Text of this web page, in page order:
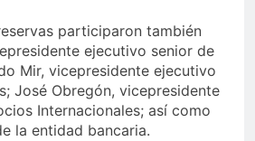
participaron también
ejecutivo senior de
Mir, vicepresidente ejecutivo
José Obregón, vicepresidente
Internacionales; así como
la entidad bancaria.